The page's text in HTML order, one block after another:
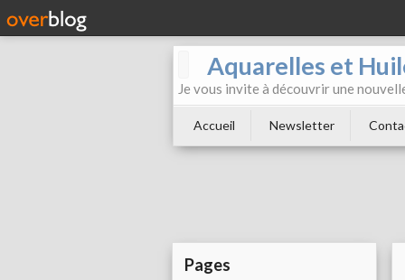
Aquarelles et
Je vous invite à découvrir une
Accueil Newsletter
Pages